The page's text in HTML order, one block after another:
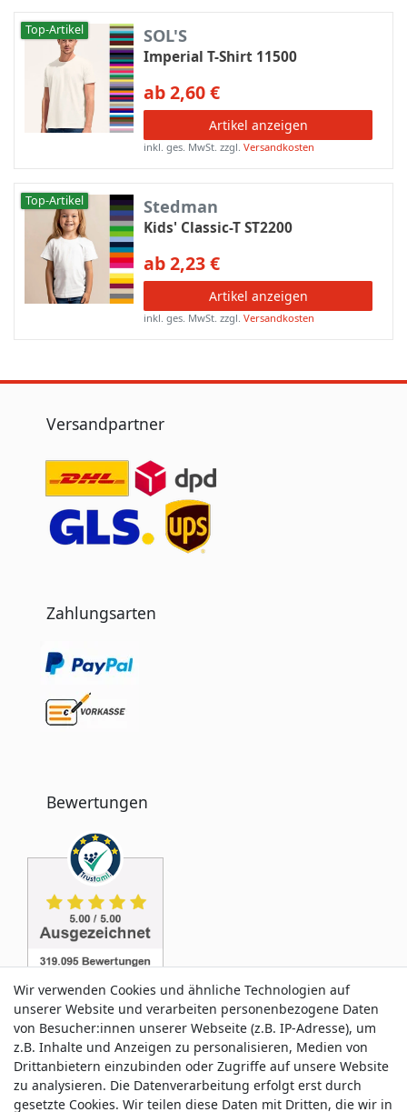
Top-Artikel SOL'S
Imperial T-Shirt 11500
ab 2,60 €
Artikel anzeigen
inkl. ges. MwSt. zzgl.Versandkosten
Top-Artikel Stedman
Kids' Classic-T ST2200
ab 2,23 €
Artikel anzeigen
inkl. ges. MwSt. zzgl.Versandkosten
Versandpartner
Zahlungsarten
Bewertungen
Service & Kontakt
Wir verwenden Cookies und ähnliche Technologien auf
unserer Website und verarbeiten personenbezogene Daten
von Besucher:innen unserer Webseite (z.B. IP-Adresse), um
z.B. Inhalte und Anzeigen zu personalisieren, Medien von
Drittanbietern einzubinden oder Zugriffe auf unsere Website
zu analysieren. Die Datenverarbeitung erfolgt erst durch
gesetzte Cookies. Wir teilen diese Daten mit Dritten, die wir in